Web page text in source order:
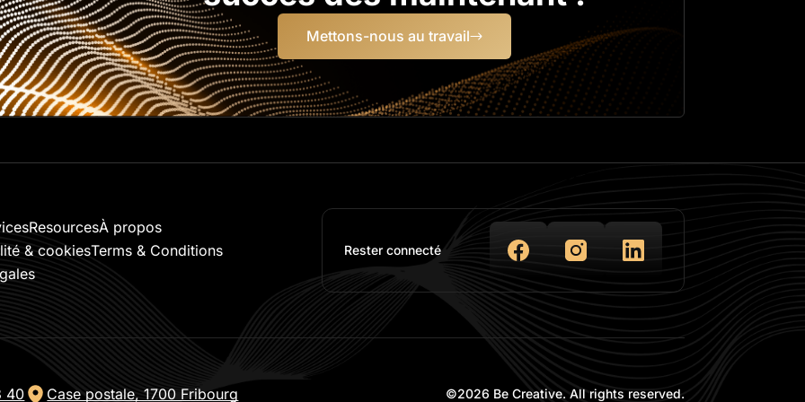
Mettons-nous au travail
ResourcesÀ propos
& cookiesTerms & Conditions
Rester connecté
40 Case postale, 1700 Fribourg ©2026 Be Creative. All rights reserved.